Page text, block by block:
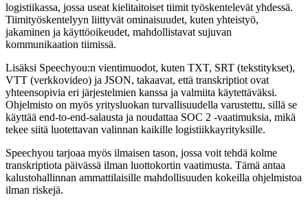
logistiikassa, jossa useat kielitaitoiset tiimit työskentelevät yhdessä.
Tiimityöskentelyyn liittyvät ominaisuudet, kuten yhteistyö,
jakaminen ja käyttöoikeudet, mahdollistavat sujuvan
kommunikaation tiimissä.
Lisäksi Speechyou:n vientimuodot, kuten TXT, SRT (tekstitykset),
VTT (verkkovideo) ja JSON, takaavat, että transkriptiot ovat
yhteensopivia eri järjestelmien kanssa ja valmiita käytettäväksi.
Ohjelmisto on myös yritysluokan turvallisuudella varustettu, sillä se
käyttää end-to-end-salausta ja noudattaa SOC 2 -vaatimuksia, mikä
tekee siitä luotettavan valinnan kaikille logistiikkayrityksille.
Speechyou tarjoaa myös ilmaisen tason, jossa voit tehdä kolme
transkriptiota päivässä ilman luottokortin vaatimusta. Tämä antaa
kalustohallinnan ammattilaisille mahdollisuuden kokeilla ohjelmistoa
ilman riskejä.